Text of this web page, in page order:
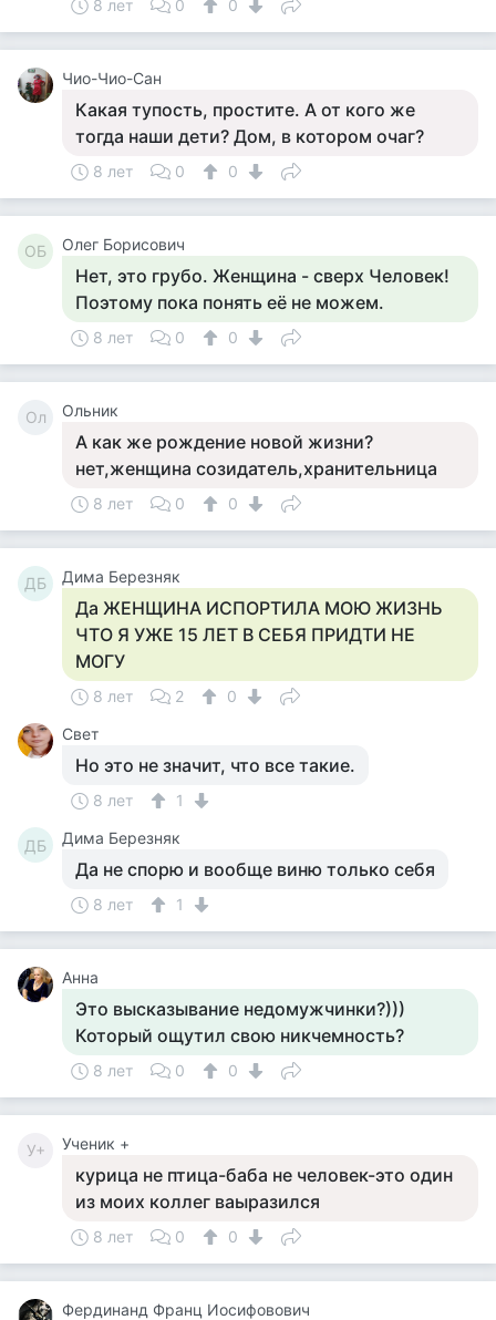
8 лет 0 0
Чио-Чио-Сан
Какая тупость, простите. А от кого же
тогда наши дети? Дом, в котором очаг?
8 лет 0 0
ОБ Олег Борисович
Нет, это грубо. Женщина - сверх Человек!
Поэтому пока понять её не можем.
8 лет 0 0
Ол Ольник
А как же рождение новой жизни?
нет,женщина созидатель,хранительница
8 лет 0 0
ДБ Дима Березняк
Да ЖЕНЩИНА ИСПОРТИЛА МОЮ ЖИЗНЬ
ЧТО Я УЖЕ 15 ЛЕТ В СЕБЯ ПРИДТИ НЕ
МОГУ
8 лет 2
0
Свет
Но это не значит, что все такие.
8 лет 1
ДБ Дима Березняк
Да не спорю и вообще виню только себя
8 лет 1
Анна
Это высказывание недомужчинки?)))
Который ощутил свою никчемность?
8 лет 0 0
У+ Ученик +
курица не птица-баба не человек-это один
из моих коллег ваыразился
8 лет 0 0
Фердинанд Франц Иосифовович